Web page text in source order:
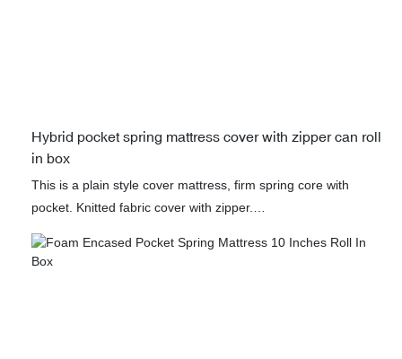
Hybrid pocket spring mattress cover with zipper can roll
in box
This is a plain style cover mattress, firm spring core with
pocket. Knitted fabric cover with zipper.
Packing roll in box